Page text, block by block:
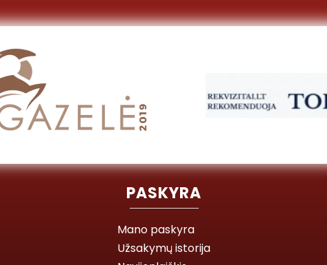
PASKYRA
Mano paskyra
Užsakymų istorija